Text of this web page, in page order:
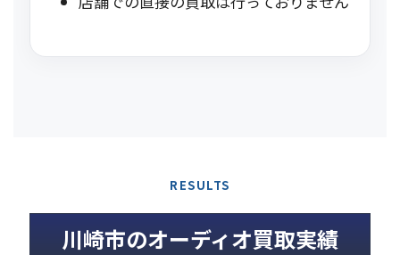
RESULTS
川崎市のオーディオ買取実績